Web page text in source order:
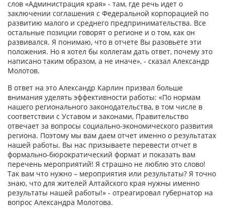
слов «Администрация края» - там, где речь идет о
заключении соглашения с Федеральной корпорацией по
развитию малого и среднего предпринимательства. Все
остальные позиции говорят о регионе и о том, как он
развивался. Я понимаю, что в отчете Вы разовьете эти
положения. Но я хотел бы коллегам дать ответ, почему это
написано таким образом, а не иначе», - сказал Александр
Молотов.
В ответ на это Александр Карлин призвал больше
внимания уделять эффективности работы: «По нормам
нашего регионального законодательства, в том числе в
соответствии с Уставом и законами, Правительство
отвечает за вопросы социально-экономического развития
региона. Поэтому мы вам даем отчет именно о результатах
нашей работы. Вы нас призываете перевести отчет в
формально-бюрократический формат и показать вам
перечень мероприятий! Я страшно не люблю это слово!
Так вам что нужно – мероприятия или результаты? Я точно
знаю, что для жителей Алтайского края нужны именно
результаты нашей работы!» - отреагировал губернатор на
вопрос Александра Молотова.